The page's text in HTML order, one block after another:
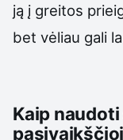
ją į greitos
bet vėliau gali
Kaip